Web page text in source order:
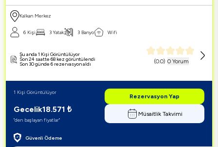
Kalkan Merkez
6 Kişi 3 Yatak 3 Banyo Wifi
(0.0) 0 Yorum
Şu anda 1 Kişi Görüntülüyor
Son 24 saatte 68 kez görüntülendi
Son 30 günde 6 rezervasyon aldı
Güvenli Ödeme
Gecelik18.571 ₺
"den başlayan fiyatlar"
1 Kişi Görüntülüyor
Rezervasyon Yap
Müsaitlik Takvimi